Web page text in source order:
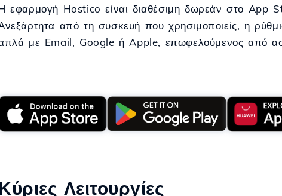
εφαρμογή Hostico είναι διαθέσιμη δωρεάν στο App
από τη συσκευή που χρησιμοποιείς, η
με Email, Google ή Apple, επωφελούμενος από
Κύριες Λειτουργίες